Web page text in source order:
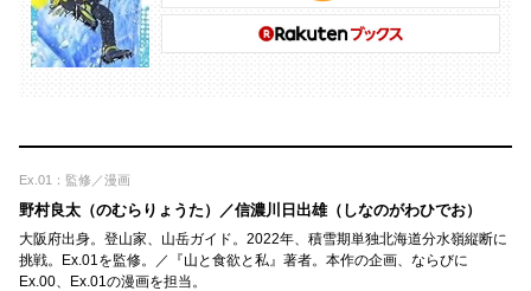
Ex.01：監修／漫画
野村良太（のむらりょうた）／信濃川日出雄（しなのがわひでお）
大阪府出身。登山家、山岳ガイド。2022年、積雪期単独北海道分水嶺縦断に
挑戦。Ex.01を監修。／『山と食欲と私』著者。本作の企画、ならびに
Ex.00、Ex.01の漫画を担当。